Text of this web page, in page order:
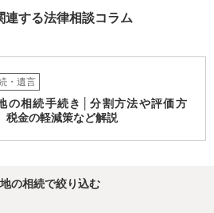
連する法律相談コラム
・遺言
の相続手続き│分割方法や評価方
税金の軽減策など解説
の相続で絞り込む